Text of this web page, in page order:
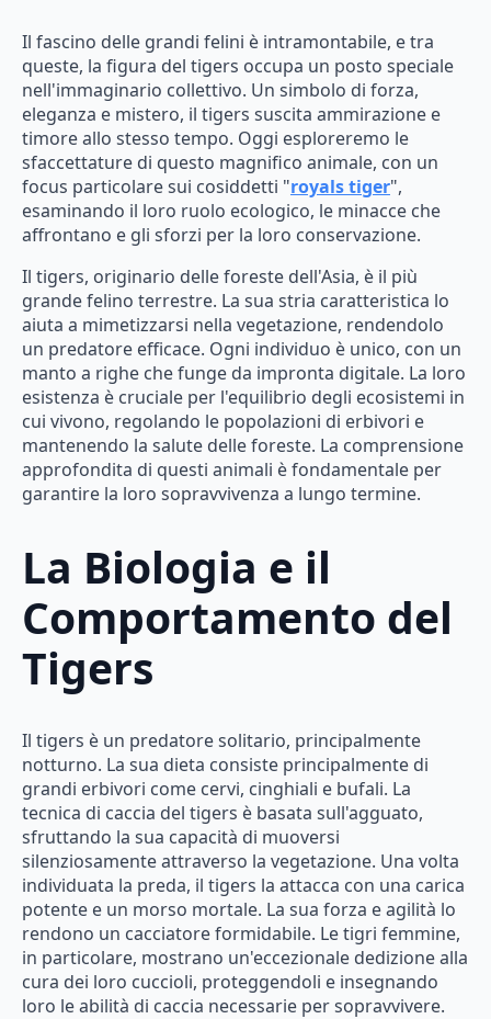
Il fascino delle grandi felini è intramontabile, e tra
queste, la figura del tigers occupa un posto speciale
nell'immaginario collettivo. Un simbolo di forza,
eleganza e mistero, il tigers suscita ammirazione e
timore allo stesso tempo. Oggi esploreremo le
sfaccettature di questo magnifico animale, con un
focus particolare sui cosiddetti "royals tiger",
esaminando il loro ruolo ecologico, le minacce che
affrontano e gli sforzi per la loro conservazione.
Il tigers, originario delle foreste dell'Asia, è il più
grande felino terrestre. La sua stria caratteristica lo
aiuta a mimetizzarsi nella vegetazione, rendendolo
un predatore efficace. Ogni individuo è unico, con un
manto a righe che funge da impronta digitale. La loro
esistenza è cruciale per l'equilibrio degli ecosistemi in
cui vivono, regolando le popolazioni di erbivori e
mantenendo la salute delle foreste. La comprensione
approfondita di questi animali è fondamentale per
garantire la loro sopravvivenza a lungo termine.
La Biologia e il
Comportamento del
Tigers
Il tigers è un predatore solitario, principalmente
notturno. La sua dieta consiste principalmente di
grandi erbivori come cervi, cinghiali e bufali. La
tecnica di caccia del tigers è basata sull'agguato,
sfruttando la sua capacità di muoversi
silenziosamente attraverso la vegetazione. Una volta
individuata la preda, il tigers la attacca con una carica
potente e un morso mortale. La sua forza e agilità lo
rendono un cacciatore formidabile. Le tigri femmine,
in particolare, mostrano un'eccezionale dedizione alla
cura dei loro cuccioli, proteggendoli e insegnando
loro le abilità di caccia necessarie per sopravvivere.